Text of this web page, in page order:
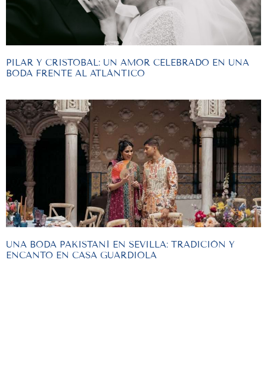
PILAR Y CRISTOBAL: UN AMOR CELEBRADO EN UNA
BODA FRENTE AL ATLÁNTICO
UNA BODA PAKISTANÍ EN SEVILLA: TRADICIÓN Y
ENCANTO EN CASA GUARDIOLA